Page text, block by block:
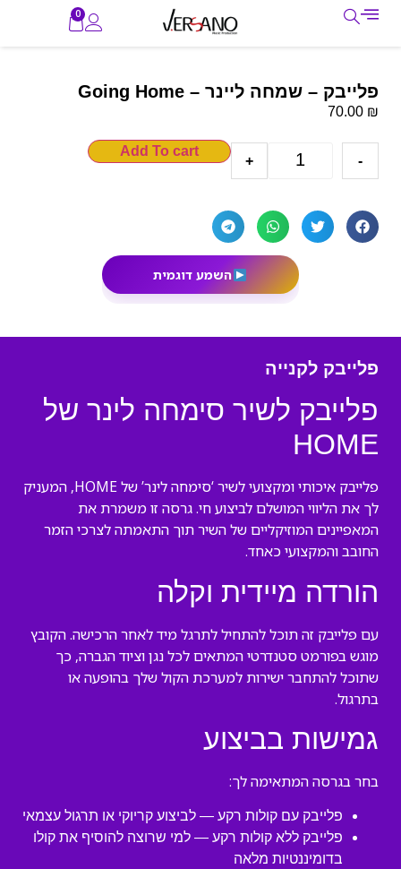
0
פלייבק – שמחה ליינר – Going Home
70.00 ₪
-
+
Add To cart
השמע דוגמית
פלייבק לקנייה
פלייבק לשיר סימחה לינר של
HOME
פלייבק איכותי ומקצועי לשיר ‘סימחה לינר’ של HOME, המעניק
לך את הליווי המושלם לביצוע חי. גרסה זו משמרת את
המאפיינים המוזיקליים של השיר תוך התאמתה לצרכי הזמר
החובב והמקצועי כאחד.
הורדה מיידית וקלה
עם פלייבק זה תוכל להתחיל לתרגל מיד לאחר הרכישה. הקובץ
מוגש בפורמט סטנדרטי המתאים לכל נגן וציוד הגברה, כך
שתוכל להתחבר ישירות למערכת הקול שלך בהופעה או
בתרגול.
גמישות בביצוע
בחר בגרסה המתאימה לך:
פלייבק עם קולות רקע — לביצוע קריוקי או תרגול עצמאי
פלייבק ללא קולות רקע — למי שרוצה להוסיף את קולו
בדומיננטיות מלאה